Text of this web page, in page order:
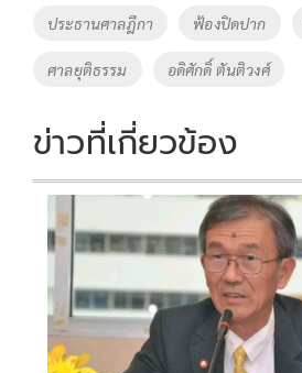
o
o
k
n
k
Tags
ประธานศาลฎีกา ฟ้องปิดปาก
ศาลยุติธรรม อดิศักดิ์ ตันติวงศ์
ข่าวที่เกี่ยวข้อง